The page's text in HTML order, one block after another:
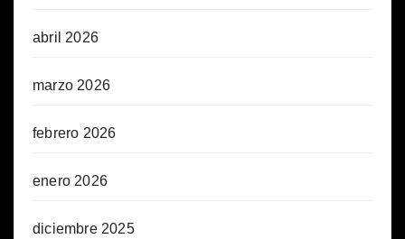
abril 2026
marzo 2026
febrero 2026
enero 2026
diciembre 2025